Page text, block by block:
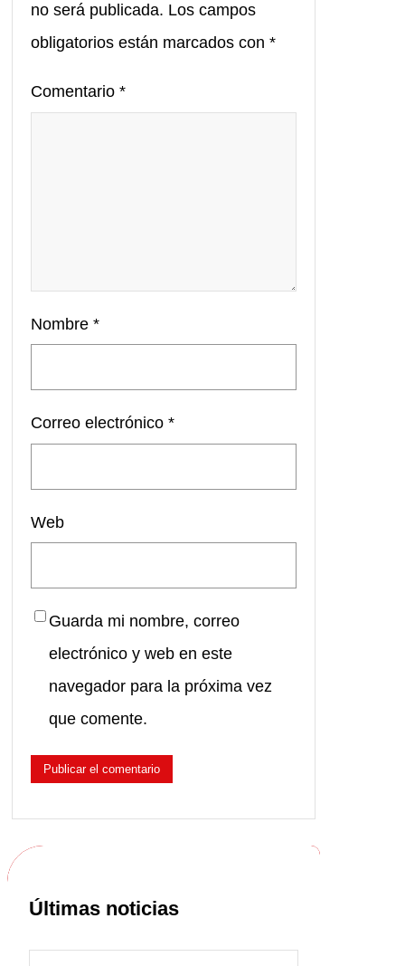
no será publicada. Los campos
obligatorios están marcados con *
Comentario *
Nombre *
Correo electrónico *
Web
Guarda mi nombre, correo
electrónico y web en este
navegador para la próxima vez
que comente.
Últimas noticias